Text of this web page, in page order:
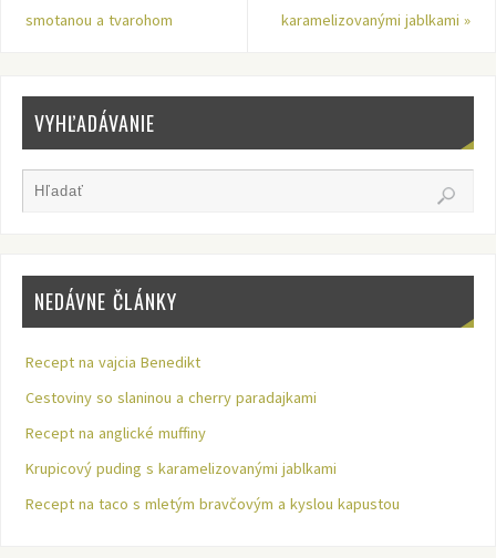
smotanou a tvarohom
karamelizovanými jablkami»
VYHĽADÁVANIE
NEDÁVNE ČLÁNKY
Recept na vajcia Benedikt
Cestoviny so slaninou a cherry paradajkami
Recept na anglické muffiny
Krupicový puding s karamelizovanými jablkami
Recept na taco s mletým bravčovým a kyslou kapustou